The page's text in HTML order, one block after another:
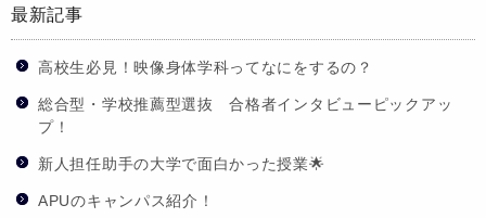
最新記事
高校生必見！映像身体学科ってなにをするの？
総合型・学校推薦型選抜 合格者インタビューピックアッ
プ！
新人担任助手の大学で面白かった授業🌟
APUのキャンパス紹介！